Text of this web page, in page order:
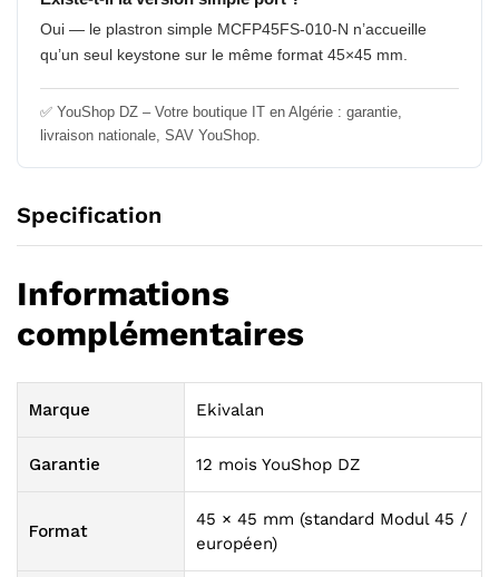
Oui — le plastron simple MCFP45FS-010-N n’accueille
qu’un seul keystone sur le même format 45×45 mm.
✅ YouShop DZ – Votre boutique IT en Algérie : garantie,
livraison nationale, SAV YouShop.
Specification
Informations
complémentaires
Marque Ekivalan
Garantie 12 mois YouShop DZ
Format
45 × 45 mm (standard Modul 45 /
européen)